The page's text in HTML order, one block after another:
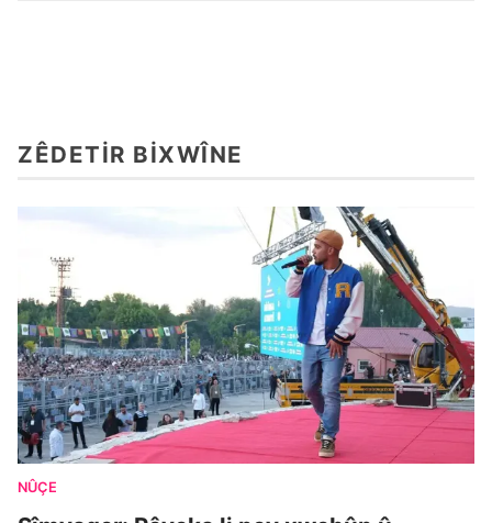
ZÊDETIR BIXWÎNE
NÛÇE